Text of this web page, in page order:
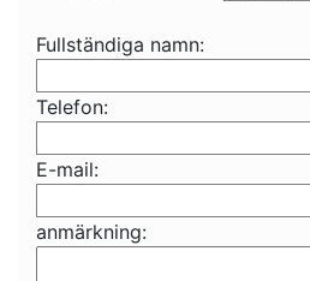
Fullständiga namn:
Telefon:
E-mail:
anmärkning: